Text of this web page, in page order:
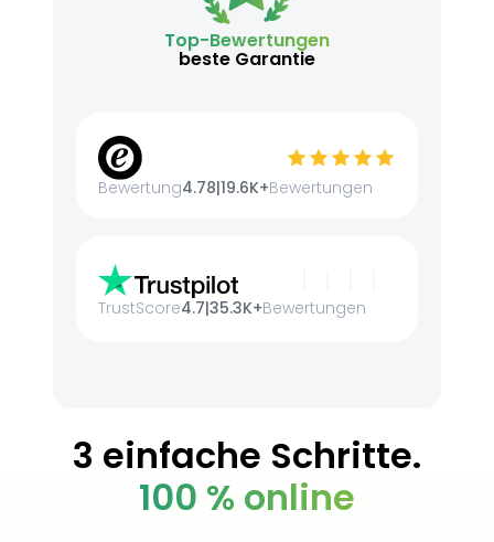
Top-Bewertungen
beste Garantie
Bewertung4.78|19.6K+Bewertungen
TrustScore4.7|35.3K+Bewertungen
3 einfache Schritte.
100 % online